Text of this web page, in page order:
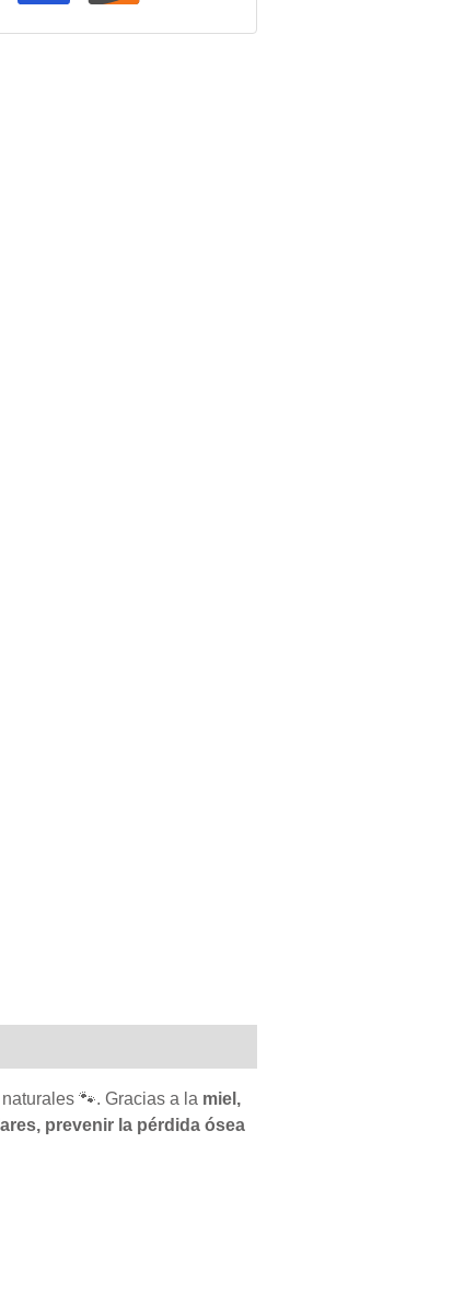
🐾. Gracias a la miel,
prevenir la pérdida ósea